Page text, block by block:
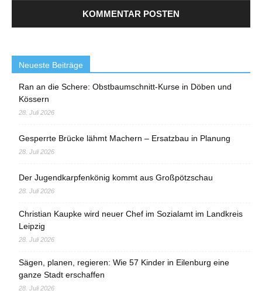
Neueste Beiträge
Ran an die Schere: Obstbaumschnitt-Kurse in Döben und
Kössern
28. Juli 2026
Gesperrte Brücke lähmt Machern – Ersatzbau in Planung
28. Juli 2026
Der Jugendkarpfenkönig kommt aus Großpötzschau
28. Juli 2026
Christian Kaupke wird neuer Chef im Sozialamt im Landkreis
Leipzig
28. Juli 2026
Sägen, planen, regieren: Wie 57 Kinder in Eilenburg eine
ganze Stadt erschaffen
28. Juli 2026